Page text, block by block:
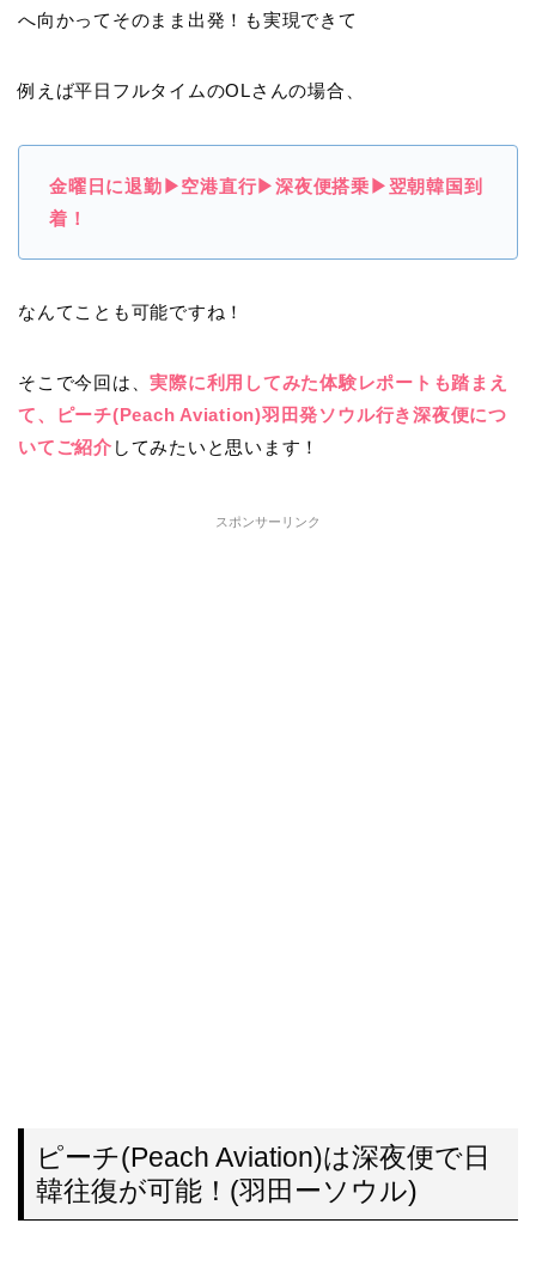
へ向かってそのまま出発！も実現できて
例えば平日フルタイムのOLさんの場合、
金曜日に退勤▶︎空港直行▶︎深夜便搭乗▶︎翌朝韓国到
着！
なんてことも可能ですね！
そこで今回は、実際に利用してみた体験レポートも踏まえ
て、ピーチ(Peach Aviation)羽田発ソウル行き深夜便につ
いてご紹介 してみたいと思います！
スポンサーリンク
ピーチ(Peach Aviation)は深夜便で日
韓往復が可能！(羽田ーソウル)